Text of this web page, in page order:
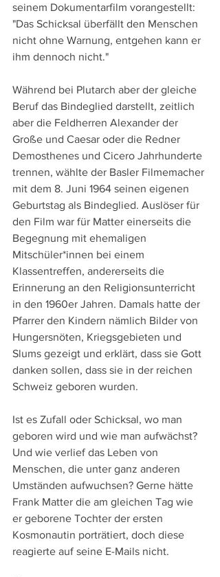
seinem Dokumentarfilm vorangestellt:
"Das Schicksal überfällt den Menschen
nicht ohne Warnung, entgehen kann er
ihm dennoch nicht."
Während bei Plutarch aber der gleiche
Beruf das Bindeglied darstellt, zeitlich
aber die Feldherren Alexander der
Große und Caesar oder die Redner
Demosthenes und Cicero Jahrhunderte
trennen, wählte der Basler Filmemacher
mit dem 8. Juni 1964 seinen eigenen
Geburtstag als Bindeglied. Auslöser für
den Film war für Matter einerseits die
Begegnung mit ehemaligen
Mitschüler*innen bei einem
Klassentreffen, andererseits die
Erinnerung an den Religionsunterricht
in den 1960er Jahren. Damals hatte der
Pfarrer den Kindern nämlich Bilder von
Hungersnöten, Kriegsgebieten und
Slums gezeigt und erklärt, dass sie Gott
danken sollen, dass sie in der reichen
Schweiz geboren wurden.
Ist es Zufall oder Schicksal, wo man
geboren wird und wie man aufwächst?
Und wie verlief das Leben von
Menschen, die unter ganz anderen
Umständen aufwuchsen? Gerne hätte
Frank Matter die am gleichen Tag wie
er geborene Tochter der ersten
Kosmonautin porträtiert, doch diese
reagierte auf seine E-Mails nicht.